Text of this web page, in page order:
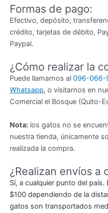
Formas de pago:
Efectivo, depósito,
crédito, tarjetas de débito,
Paypal.
¿Cómo realizar la
Puede llamarnos al 096-066-
Whatsapp, o visitarnos en
Comercial el Bosque (Quito-
Nota: los gatos no se
nuestra tienda, únicamente
realizada la compra.
¿Realizan envíos a
Sí, a cualquier punto del
$100 dependiendo de la
gatos son transportados